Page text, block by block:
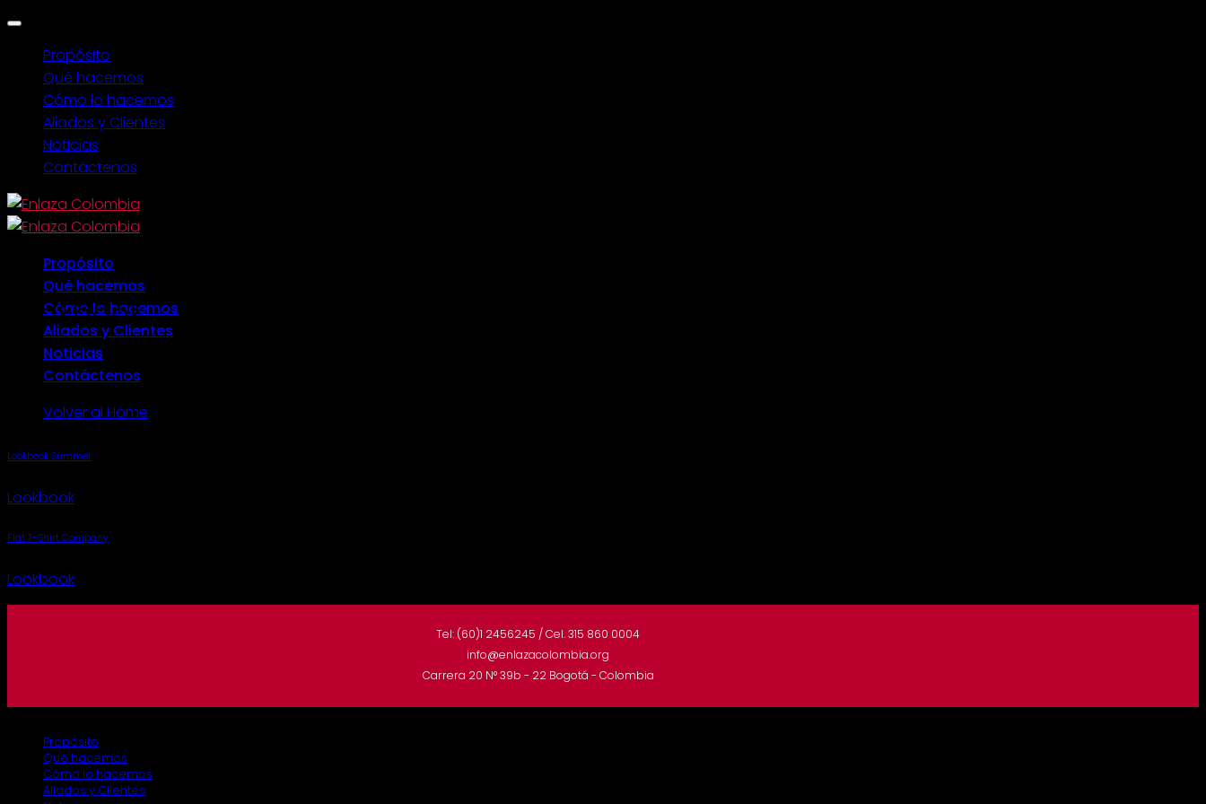
Propósito
Qué hacemos
Cómo lo hacemos
Aliados y Clientes
Noticias
Contáctenos
Skip
to
Propósito
Qué hacemos
Cómo lo hacemos
Aliados y Clientes
Noticias
Contáctenos
Volver al Home
Lookbook
Lookbook Summer
Lookbook
Flat T-Shirt Company
Lookbook
Tel: (60)1 2456245 / Cel. 315 860 0004
info@enlazacolombia.org
Carrera 20 N° 39b - 22 Bogotá - Colombia
Propósito
Qué hacemos
Cómo lo hacemos
Aliados y Clientes